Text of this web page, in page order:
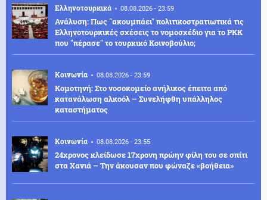
Ελληνοτουρκικά 08.08.2026 - 23:59
Ανάλυση: Πως "ακουμπάει" πολιτικοστρατιωτικά τις
Ελληνοτουρκικές σχέσεις το νομοσχέδιο για το PKK
που "πέρασε" το τουρκικό Κοινοβούλιο;
Κοινωνία 08.08.2026 - 23:59
Κομοτηνή: Στο νοσοκομείο ανήλικος έπειτα από
κατανάλωση αλκοόλ – Συνελήφθη υπάλληλος
καταστήματος
Κοινωνία 08.08.2026 - 23:55
24χρονος κλείδωσε 17χρονη πρώην φίλη του σε σπίτι
στα Χανιά – Την άκουσαν που φώναζε «βοήθεια»